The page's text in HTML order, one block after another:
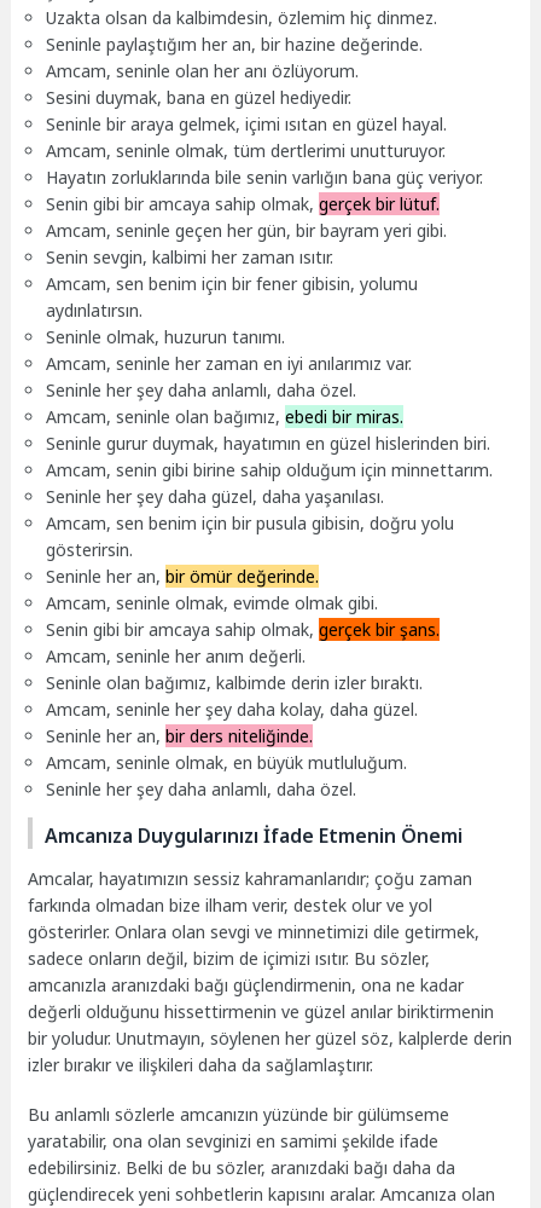
Uzakta olsan da kalbimdesin, özlemim hiç dinmez.
Seninle paylaştığım her an, bir hazine değerinde.
Amcam, seninle olan her anı özlüyorum.
Sesini duymak, bana en güzel hediyedir.
Seninle bir araya gelmek, içimi ısıtan en güzel hayal.
Amcam, seninle olmak, tüm dertlerimi unutturuyor.
Hayatın zorluklarında bile senin varlığın bana güç veriyor.
Senin gibi bir amcaya sahip olmak,gerçek bir lütuf.
Amcam, seninle geçen her gün, bir bayram yeri gibi.
Senin sevgin, kalbimi her zaman ısıtır.
Amcam, sen benim için bir fener gibisin, yolumu
aydınlatırsın.
Seninle olmak, huzurun tanımı.
Amcam, seninle her zaman en iyi anılarımız var.
Seninle her şey daha anlamlı, daha özel.
Amcam, seninle olan bağımız,ebedi bir miras.
Seninle gurur duymak, hayatımın en güzel hislerinden biri.
Amcam, senin gibi birine sahip olduğum için minnettarım.
Seninle her şey daha güzel, daha yaşanılası.
Amcam, sen benim için bir pusula gibisin, doğru yolu
gösterirsin.
Seninle her an,bir ömür değerinde.
Amcam, seninle olmak, evimde olmak gibi.
Senin gibi bir amcaya sahip olmak,gerçek bir şans.
Amcam, seninle her anım değerli.
Seninle olan bağımız, kalbimde derin izler bıraktı.
Amcam, seninle her şey daha kolay, daha güzel.
Seninle her an,bir ders niteliğinde.
Amcam, seninle olmak, en büyük mutluluğum.
Seninle her şey daha anlamlı, daha özel.
Amcanıza Duygularınızı İfade Etmenin Önemi
Amcalar, hayatımızın sessiz kahramanlarıdır; çoğu zaman
farkında olmadan bize ilham verir, destek olur ve yol
gösterirler. Onlara olan sevgi ve minnetimizi dile getirmek,
sadece onların değil, bizim de içimizi ısıtır. Bu sözler,
amcanızla aranızdaki bağı güçlendirmenin, ona ne kadar
değerli olduğunu hissettirmenin ve güzel anılar biriktirmenin
bir yoludur. Unutmayın, söylenen her güzel söz, kalplerde derin
izler bırakır ve ilişkileri daha da sağlamlaştırır.
Bu anlamlı sözlerle amcanızın yüzünde bir gülümseme
yaratabilir, ona olan sevginizi en samimi şekilde ifade
edebilirsiniz. Belki de bu sözler, aranızdaki bağı daha da
güçlendirecek yeni sohbetlerin kapısını aralar. Amcanıza olan